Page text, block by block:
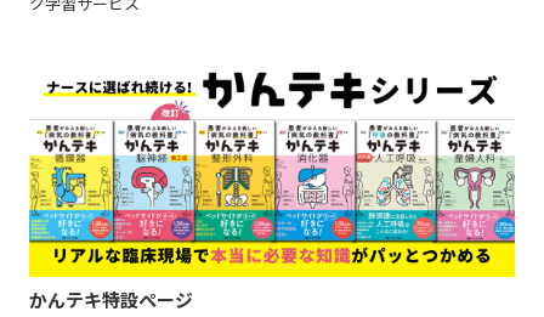
かんテキ特設ページ